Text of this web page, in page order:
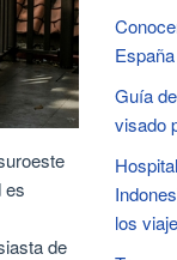
es
de
España
Guía
visado
los